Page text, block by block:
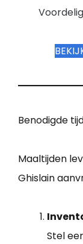
Benodigde
Maaltijden
Ghislain
Stel